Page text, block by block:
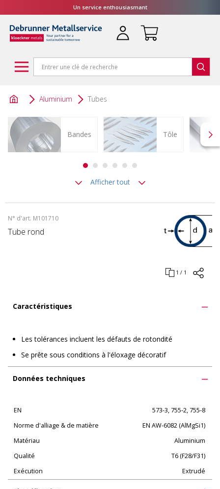
Un service enthousiasmant
Aluminium Tubes
Bandes Tôle
Afficher tout
N° d'art. M101710
1 / 1
Tube rond
Caractéristiques
Les tolérances incluent les défauts de rotondité
Se prête sous conditions à l'éloxage décoratif
Données techniques
EN
573-3, 755-2, 755-8
Norme d'alliage & de matière
EN AW-6082 (AlMgSi1)
Matériau
Aluminium
Qualité
T6 (F28/F31)
Exécution
Extrudé